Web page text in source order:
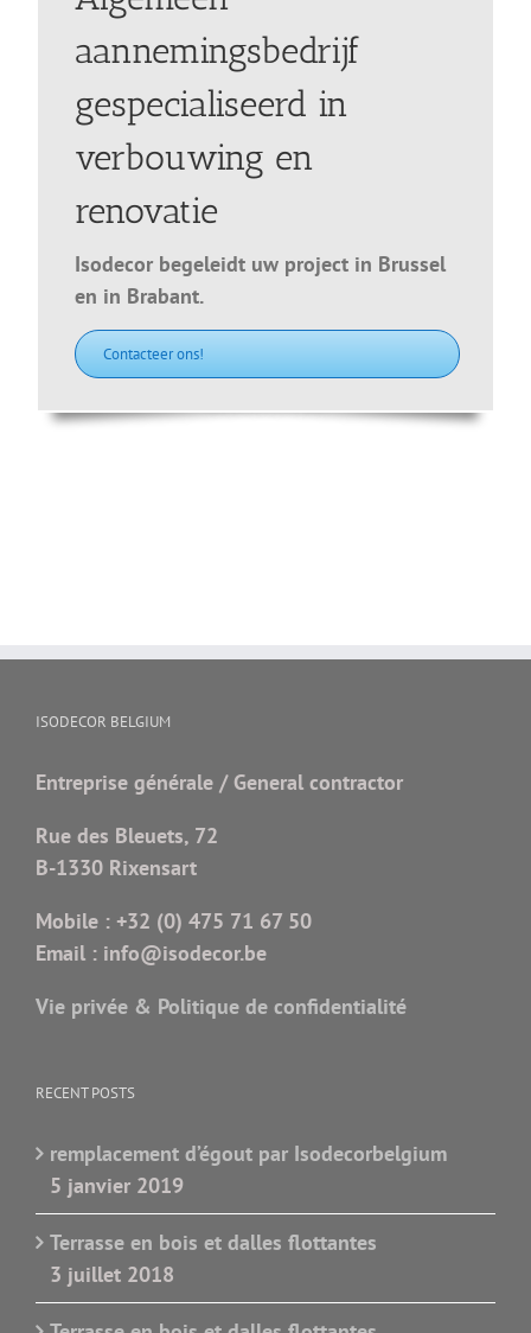
aannemingsbedrijf
gespecialiseerd in
verbouwing en
renovatie
Isodecor begeleidt uw project in Brussel
en in Brabant.
Contacteer ons!
ISODECOR BELGIUM
Entreprise générale / General contractor
Rue des Bleuets, 72
B-1330 Rixensart
Mobile : +32 (0) 475 71 67 50
Email : info@isodecor.be
Vie privée & Politique de confidentialité
RECENT POSTS
remplacement d’égout par Isodecorbelgium
5 janvier 2019
Terrasse en bois et dalles flottantes
3 juillet 2018